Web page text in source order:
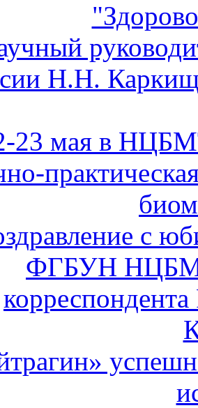
Н.Н.
23 мая в
с
ФГБУН